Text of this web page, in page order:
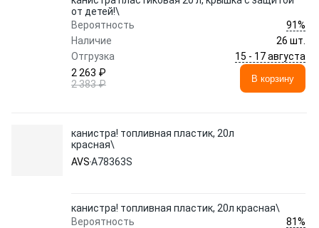
от детей!\
Вероятность
91%
Наличие
26 шт.
Отгрузка
15 - 17 августа
2 263 ₽
2 383 ₽
В корзину
канистра! топливная пластик, 20л
красная\
AVSA78363S
канистра! топливная пластик, 20л красная\
Вероятность
81%